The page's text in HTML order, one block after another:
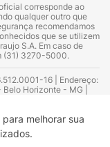
melhorar sua
corresponde ao
qualquer outro que
recomendamos
que se utilizem
S.A. Em caso de
(31) 3270-5000.
16 | Endereço:
Horizonte - MG |
– CRF 52.584 -
Nº 13.748. Alvará
da Empresa (AFE):